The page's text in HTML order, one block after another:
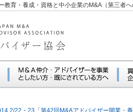
教育・養成・資格と中小企業のM&A（第三者
22・23「第42回M&Aアドバイザー開業・